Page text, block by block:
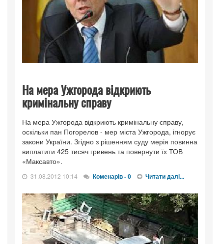
На мера Ужгорода відкриють
кримінальну справу
На мера Ужгорода відкриють кримінальну справу,
оскільки пан Погорелов - мер міста Ужгорода, ігнорує
закони України. Згідно з рішенням суду мерія повинна
виплатити 425 тисяч гривень та повернути їх ТОВ
«Максавто».
31.08.2012 10:14 Коменарів - 0 Читати далі...